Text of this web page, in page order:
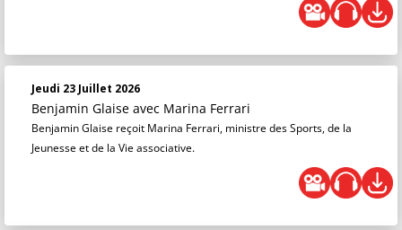
Jeudi 23 Juillet 2026
Benjamin Glaise avec Marina Ferrari
Benjamin Glaise reçoit Marina Ferrari, ministre des Sports, de la
Jeunesse et de la Vie associative.